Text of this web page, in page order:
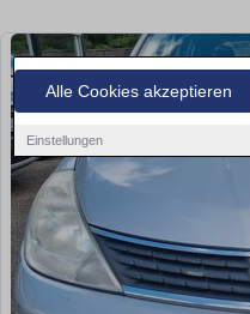
Alle Cookies akzeptieren
Einstellungen